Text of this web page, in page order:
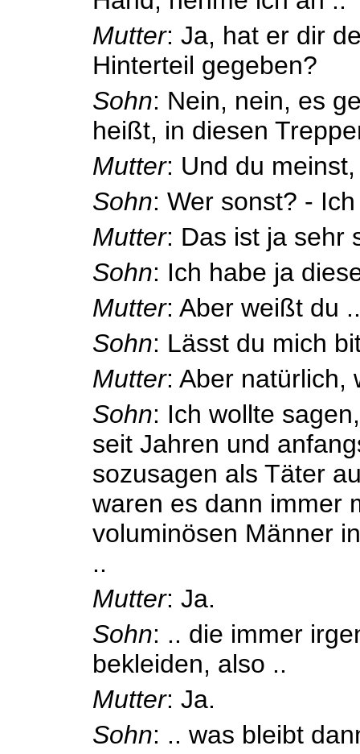
Mutter: Ja, hat er dir
Hinterteil gegeben?
Sohn: Nein, nein, es
heißt, in diesen
Mutter: Und du
Sohn: Wer sonst? -
Mutter: Das ist ja sehr
Sohn: Ich habe ja
Mutter: Aber weißt du ..
Sohn: Lässt du mich
Mutter: Aber natürlich,
Sohn: Ich wollte
seit Jahren und
sozusagen als Täter
waren es dann immer
voluminösen Männer
..
Mutter: Ja.
Sohn: .. die immer
bekleiden, also ..
Mutter: Ja.
Sohn: .. was bleibt